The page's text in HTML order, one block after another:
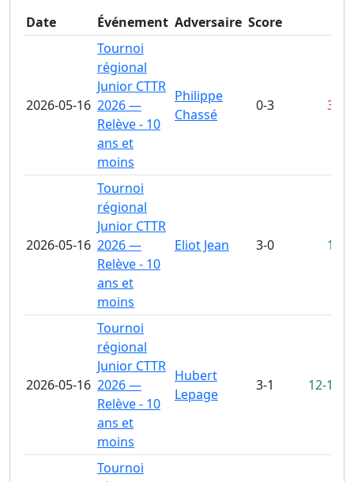
Date Événement Adversaire Score
2026-05-16
Tournoi
régional
Junior CTTR
2026 —
Relève - 10
ans et
moins
Philippe
Chassé
0-3 3-11
2026-05-16
Tournoi
régional
Junior CTTR
2026 —
Relève - 10
ans et
moins
Eliot Jean 3-0 11-0
2026-05-16
Tournoi
régional
Junior CTTR
2026 —
Relève - 10
ans et
moins
Hubert
Lepage
3-1 12-10
Tournoi